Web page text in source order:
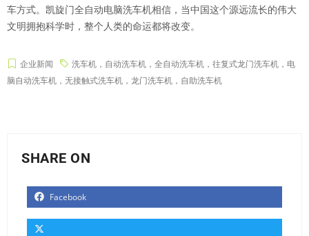
车方式。凯旋门全自动电脑洗车机相信，当中国这个源远流长的伟大
文明拥抱科学时，整个人类的命运都将改变。
企业新闻
洗车机，自动洗车机，全自动洗车机，往复式龙门洗车机，电
脑自动洗车机，无接触式洗车机，龙门洗车机，自助洗车机
SHARE ON
Facebook